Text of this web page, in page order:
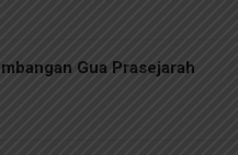
Gua Prasejarah